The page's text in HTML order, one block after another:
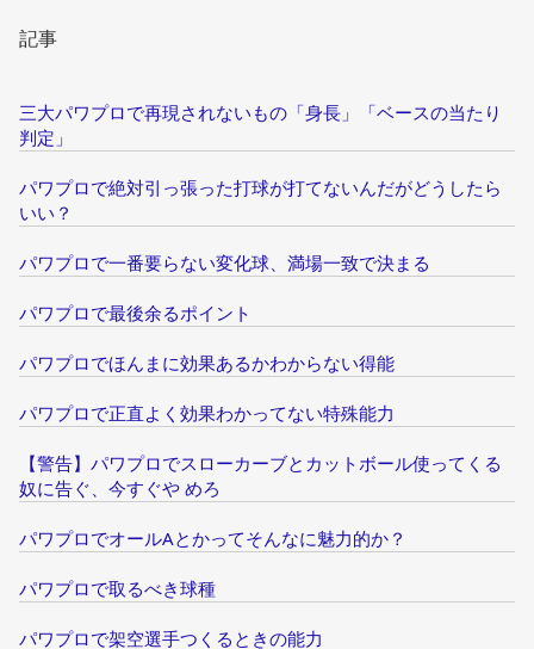
記事
三大パワプロで再現されないもの「身長」「ベースの当たり
判定」
パワプロで絶対引っ張った打球が打てないんだがどうしたら
いい？
パワプロで一番要らない変化球、満場一致で決まる
パワプロで最後余るポイント
パワプロでほんまに効果あるかわからない得能
パワプロで正直よく効果わかってない特殊能力
【警告】パワプロでスローカーブとカットボール使ってくる
奴に告ぐ、今すぐや めろ
パワプロでオールAとかってそんなに魅力的か？
パワプロで取るべき球種
パワプロで架空選手つくるときの能力